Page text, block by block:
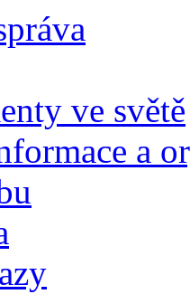
ve světě
a